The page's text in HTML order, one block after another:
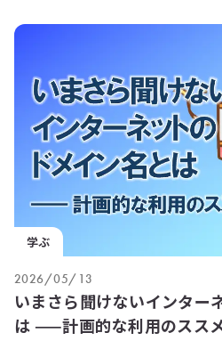
学ぶ
2026/05/13
いまさら聞けないインター
は ——計画的な利用のスス